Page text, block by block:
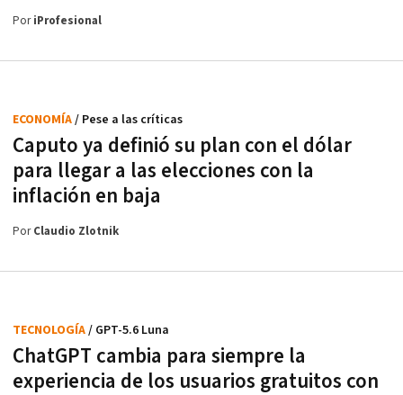
PoriProfesional
Caputo ya definió su plan con el dólar
para llegar a las elecciones con la
inflación en baja
ECONOMÍA/ Pese a las críticas
PorClaudio Zlotnik
ChatGPT cambia para siempre la
experiencia de los usuarios gratuitos con
TECNOLOGÍA/ GPT-5.6 Luna